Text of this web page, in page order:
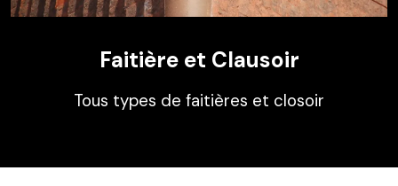
Faitière et Clausoir
Tous types de faitières et closoir